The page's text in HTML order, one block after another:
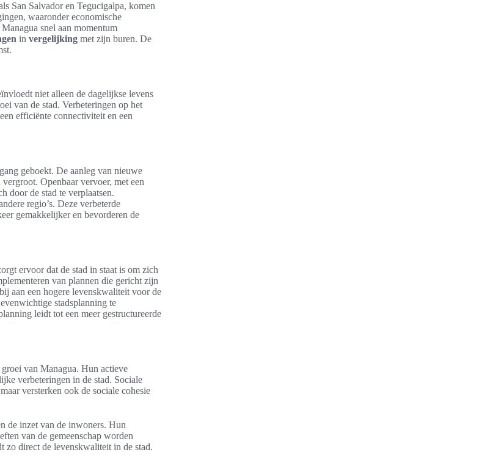
San Salvador en Tegucigalpa, komen
waaronder economische
snel aan momentum
in vergelijking met zijn buren. De
niet alleen de dagelijkse levens
van de stad. Verbeteringen op het
efficiënte connectiviteit en een
geboekt. De aanleg van nieuwe
Openbaar vervoer, met een
door de stad te verplaatsen.
regio’s. Deze verbeterde
gemakkelijker en bevorderen de
ervoor dat de stad in staat is om zich
van plannen die gericht zijn
aan een hogere levenskwaliteit voor de
stadsplanning te
leidt tot een meer gestructureerde
van Managua. Hun actieve
verbeteringen in de stad. Sociale
versterken ook de sociale cohesie
de inzet van de inwoners. Hun
van de gemeenschap worden
zo direct de levenskwaliteit in de stad.